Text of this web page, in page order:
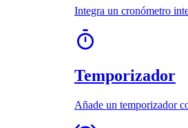
Integra un cronómetro
Temporizador
Añade un temporizador